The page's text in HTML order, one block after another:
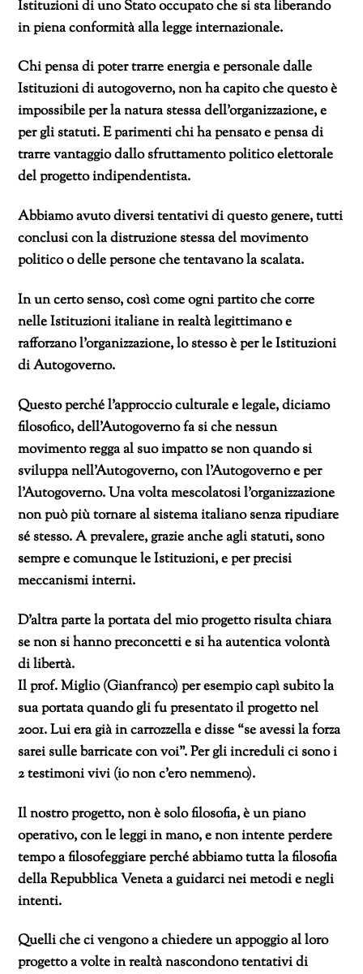
Istituzioni di uno Stato occupato che si sta liberando
in piena conformità alla legge internazionale.
Chi pensa di poter trarre energia e personale dalle
Istituzioni di autogoverno, non ha capito chequesto è
impossibile per la natura stessa dell’organizzazione, e
per gli statuti. E parimenti chi ha pensato e pensa di
trarre vantaggio dallo sfruttamento politico elettorale
del progetto indipendentista.
Abbiamo avuto diversi tentativi di questo genere, tutti
conclusi con la distruzione stessa del movimento
politico o delle persone che tentavano la scalata.
In un certo senso, così come ogni partito che corre
nelle Istituzioni italiane in realtà legittimano e
rafforzano l’organizzazione, lo stesso è per le Istituzioni
di Autogoverno.
Questo perché l’approccio culturale e legale, diciamo
filosofico, dell’Autogoverno fa si che nessun
movimento regga al suo impatto se non quando si
sviluppa nell’Autogoverno, con l’Autogoverno e per
l’Autogoverno. Una volta mescolatosi l’organizzazione
non può più tornare al sistema italiano senza ripudiare
sé stesso. A prevalere, grazie anche agli statuti, sono
sempre e comunque le Istituzioni, e per precisi
meccanismi interni.
D’altra parte la portata del mio progetto risulta chiara
se non si hanno preconcetti e si ha autentica volontà
di libertà.
Il prof. Miglio (Gianfranco) per esempio capì subito la
sua portata quando gli fu presentato il progetto nel
2001. Lui era già in carrozzella e disse “se avessi la forza
sarei sulle barricate con voi”. Per gli increduli ci sono i
2 testimoni vivi (io non c’ero nemmeno).
Il nostro progetto, non è solo filosofia, è un piano
operativo, con le leggi in mano, e non intente perdere
tempo a filosofeggiare perché abbiamo tutta la filosofia
della Repubblica Veneta a guidarci nei metodi e negli
intenti.
Quelli che ci vengono a chiedere un appoggio al loro
progetto a volte in realtà nascondono tentativi di